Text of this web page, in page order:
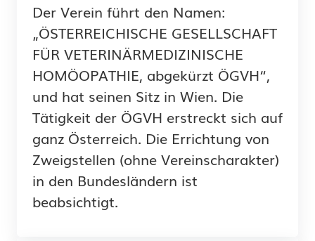
Der Verein führt den Namen:
„ÖSTERREICHISCHE GESELLSCHAFT
FÜR VETERINÄRMEDIZINISCHE
HOMÖOPATHIE, abgekürzt ÖGVH“,
und hat seinen Sitz in Wien. Die
Tätigkeit der ÖGVH erstreckt sich auf
ganz Österreich. Die Errichtung von
Zweigstellen (ohne Vereinscharakter)
in den Bundesländern ist
beabsichtigt.